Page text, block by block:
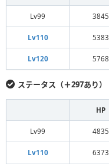
Lv99 3845
Lv110 5383
Lv120 5768
ステータス（＋297あり）
HP
Lv99 4835
Lv110 6373